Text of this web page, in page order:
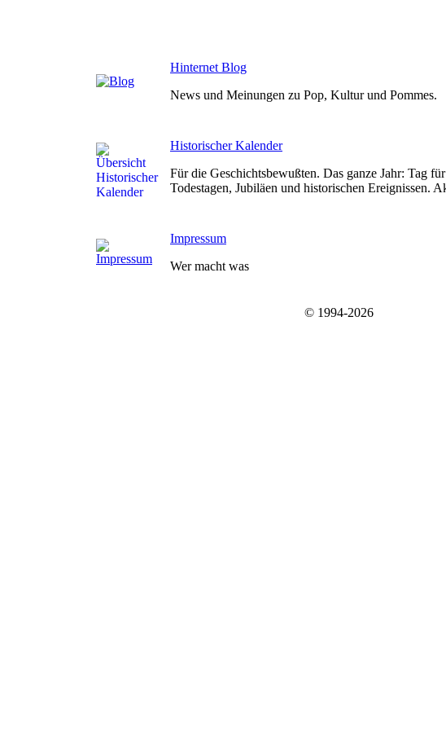
Hinternet Blog
News und Meinungen zu Pop, Kultur und Pommes.
Historischer Kalender
Für die Geschichtsbewußten. Das ganze Jahr: Tag
Todestagen, Jubiläen und historischen Ereignissen.
Impressum
Wer macht was
© 1994-2026